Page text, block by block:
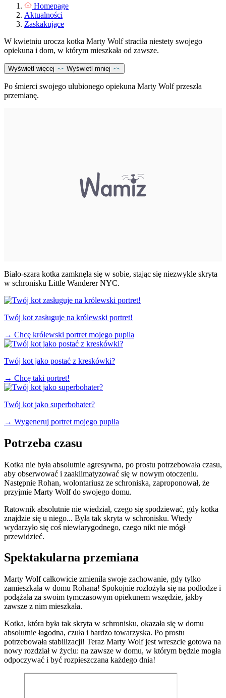
Homepage
Aktualności
Zaskakujące
W kwietniu urocza kotka Marty Wolf straciła niestety swojego
opiekuna i dom, w którym mieszkała od zawsze.
Wyświetl więcej Wyświetl mniej
Po śmierci swojego ulubionego opiekuna Marty Wolf przeszła
przemianę.
Biało-szara kotka zamknęła się w sobie, stając się niezwykle skryta
w schronisku Little Wanderer NYC.
Twój kot zasługuje na królewski portret!
→ Chcę królewski portret mojego pupila
Twój kot jako postać z kreskówki?
→ Chcę taki portret!
Twój kot jako superbohater?
→ Wygeneruj portret mojego pupila
Potrzeba czasu
Kotka nie była absolutnie agresywna, po prostu potrzebowała czasu,
aby obserwować i zaaklimatyzować się w nowym otoczeniu.
Następnie Rohan, wolontariusz ze schroniska, zaproponował, że
przyjmie Marty Wolf do swojego domu.
Ratownik absolutnie nie wiedział, czego się spodziewać, gdy kotka
znajdzie się u niego... Była tak skryta w schronisku. Wtedy
wydarzyło się coś niewiarygodnego, czego nikt nie mógł
przewidzieć.
Spektakularna przemiana
Marty Wolf całkowicie zmieniła swoje zachowanie, gdy tylko
zamieszkała w domu Rohana! Spokojnie rozłożyła się na podłodze i
podążała za swoim tymczasowym opiekunem wszędzie, jakby
zawsze z nim mieszkała.
Kotka, która była tak skryta w schronisku, okazała się w domu
absolutnie łagodna, czuła i bardzo towarzyska. Po prostu
potrzebowała stabilizacji! Teraz Marty Wolf jest wreszcie gotowa na
nowy rozdział w życiu: na zawsze w domu, w którym będzie mogła
odpoczywać i być rozpieszczana każdego dnia!